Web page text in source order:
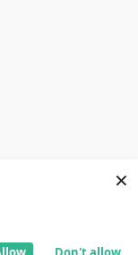
×
можете да научите